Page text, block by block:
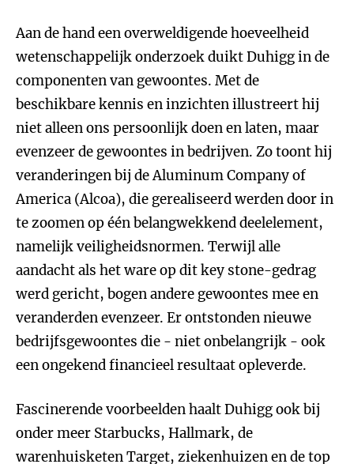
Aan de hand een overweldigende hoeveelheid
wetenschappelijk onderzoek duikt Duhigg in de
componenten van gewoontes. Met de
beschikbare kennis en inzichten illustreert hij
niet alleen ons persoonlijk doen en laten, maar
evenzeer de gewoontes in bedrijven. Zo toont hij
veranderingen bij de Aluminum Company of
America (Alcoa), die gerealiseerd werden door in
te zoomen op één belangwekkend deelelement,
namelijk veiligheidsnormen. Terwijl alle
aandacht als het ware op dit key stone-gedrag
werd gericht, bogen andere gewoontes mee en
veranderden evenzeer. Er ontstonden nieuwe
bedrijfsgewoontes die - niet onbelangrijk - ook
een ongekend financieel resultaat opleverde.
Fascinerende voorbeelden haalt Duhigg ook bij
onder meer Starbucks, Hallmark, de
warenhuisketen Target, ziekenhuizen en de top